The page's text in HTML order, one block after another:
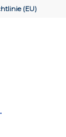
(EU)